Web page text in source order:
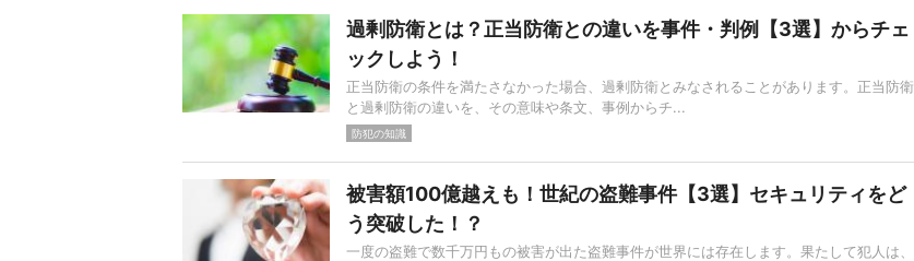
過剰防衛とは？正当防衛との違いを事件・判例【3選】からチェ
ックしよう！
正当防衛の条件を満たさなかった場合、過剰防衛とみなされることがあります。正当防衛
と過剰防衛の違いを、その意味や条文、事例からチ...
防犯の知識
被害額100億越えも！世紀の盗難事件【3選】セキュリティをど
う突破した！？
一度の盗難で数千万円もの被害が出た盗難事件が世界には存在します。果たして犯人は、